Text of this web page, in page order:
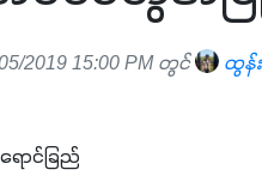
2019 15:00 PM တွင် ထွန်း
ာင်ခြည်